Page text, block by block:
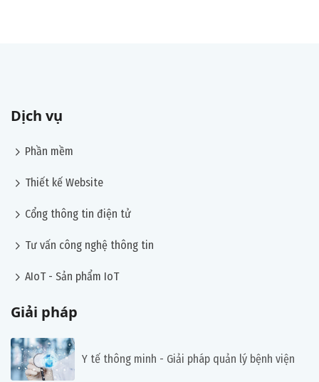
Giải pháp
Y tế thông minh - Giải pháp quản lý bệnh viện
Dịch vụ
chevron_right Phần mềm
chevron_right Thiết kế Website
chevron_right Cổng thông tin điện tử
chevron_right Tư vấn công nghệ thông tin
chevron_right AIoT - Sản phẩm IoT